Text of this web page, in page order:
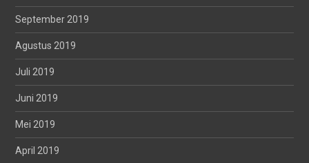
September 2019
Agustus 2019
Juli 2019
Juni 2019
Mei 2019
April 2019